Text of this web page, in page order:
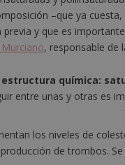
–que ya
y que es
Murciano, responsable de
química:
entre unas y otras es
los niveles de
de trombos.